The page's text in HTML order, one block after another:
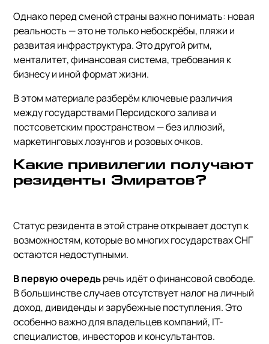
Однако перед сменой страны важно понимать: новая
реальность — это не только небоскрёбы, пляжи и
развитая инфраструктура. Это другой ритм,
менталитет, финансовая система, требования к
бизнесу и иной формат жизни.
В этом материале разберём ключевые различия
между государствами Персидского залива и
постсоветским пространством — без иллюзий,
маркетинговых лозунгов и розовых очков.
Какие привилегии получают
резиденты Эмиратов?
Статус резидента в этой стране открывает доступ к
возможностям, которые во многих государствах СНГ
остаются недоступными.
В первую очередьречь идёт о финансовой свободе.
В большинстве случаев отсутствует налог на личный
доход, дивиденды и зарубежные поступления. Это
особенно важно для владельцев компаний, IT-
специалистов, инвесторов и консультантов.